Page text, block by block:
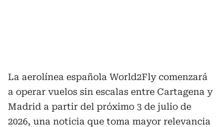
La aerolínea española World2Fly comenzará
a operar vuelos sin escalas entre Cartagena y
Madrid a partir del próximo 3 de julio de
2026, una noticia que toma mayor relevancia